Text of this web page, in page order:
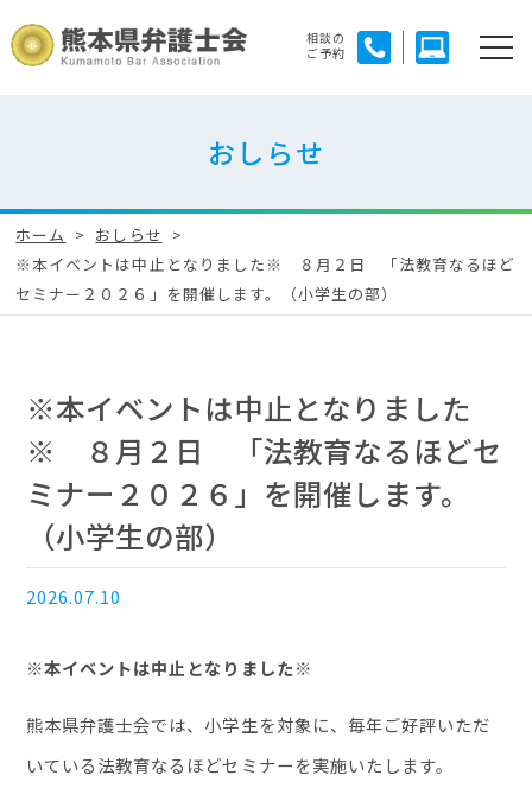
相談の
ご予約
おしらせ
ホーム
おしらせ
※本イベントは中止となりました※ ８月２日 「法教育なるほど
セミナー２０２６」を開催します。（小学生の部）
※本イベントは中止となりました
※ ８月２日 「法教育なるほどセ
ミナー２０２６」を開催します。
（小学生の部）
2026.07.10
※本イベントは中止となりました※
熊本県弁護士会では、小学生を対象に、毎年ご好評いただ
いている法教育なるほどセミナーを実施いたします。